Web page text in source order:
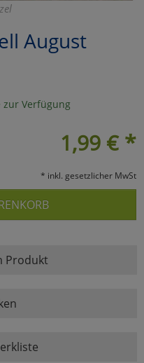
August
zur Verfügung
1,99 € *
* inkl. gesetzlicher MwSt
Produkt
zu Haupptseite